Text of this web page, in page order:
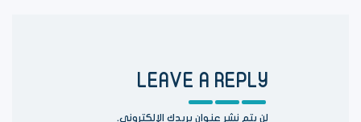
LEAVE A REPLY
لن يتم نشر عنوان بريدك الإلكتروني.